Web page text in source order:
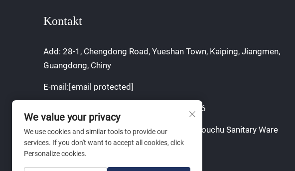
Kontakt
Add: 28-1, Chengdong Road, Yueshan Town, Kaiping, Jiangmen,
Guangdong, Chiny
E-mail: [email protected]
+86 17765756706
Prawa autorskie © 2025 firmy Jiangmen Youchu Sanitary Ware
Co., Ltd.
Polityka prywatności
We value your privacy
We use cookies and similar tools to provide our
services. If you don't want to accept all cookies, click
Personalize cookies.